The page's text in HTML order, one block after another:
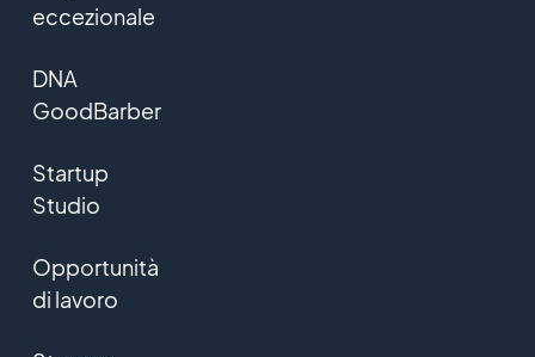
eccezionale
DNA
GoodBarber
Startup
Studio
Opportunità
di lavoro